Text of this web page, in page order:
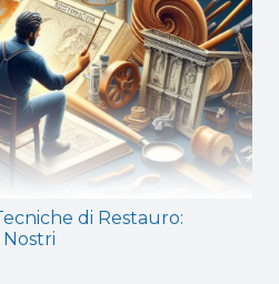
di Restauro:
Nostri